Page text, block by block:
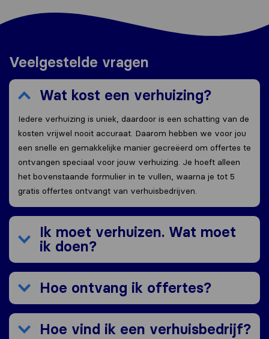
Veelgestelde vragen
Wat kost een verhuizing?
Iedere verhuizing is uniek, daardoor is een schatting van de
kosten vrijwel nooit accuraat. Daarom hebben we voor jou
een snelle en gemakkelijke manier gecreëerd om offertes te
ontvangen speciaal voor jouw verhuizing. Je hoeft alleen
het bovenstaande formulier in te vullen, waarna je tot 5
gratis offertes ontvangt van verhuisbedrijven.
Ik moet verhuizen. Wat moet
ik doen?
Hoe ontvang ik offertes?
Hoe vind ik een verhuisbedrijf?